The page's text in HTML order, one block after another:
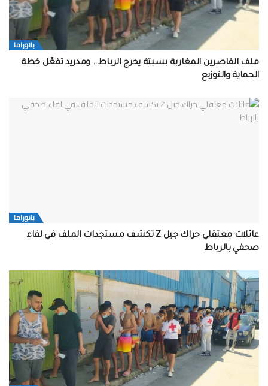
بانوراما
ملف القاصرين المغاربة بسبتة يحرج الرباط… ومدريد تفعّل خطة
الحماية والتوزيع
بانوراما
عائلات معتقلي حراك جيل Z تكشف مستجدات الملف في لقاء
صحفي بالرباط